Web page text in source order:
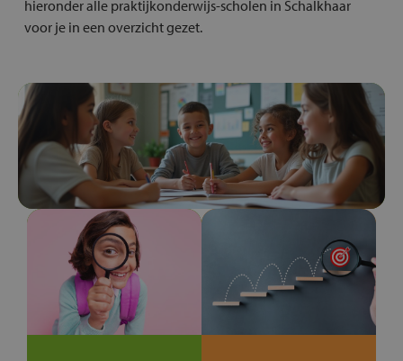
hieronder alle praktijkonderwijs-scholen in Schalkhaar
voor je in een overzicht gezet.